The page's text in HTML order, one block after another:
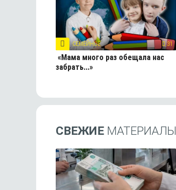
СЕМЕЙНОЕ 31
«Мама много раз обещала нас
забрать...»
СВЕЖИЕ МАТЕРИАЛЫ